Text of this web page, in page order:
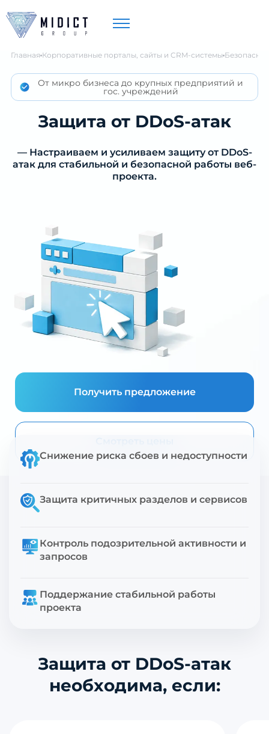
Главная Корпоративные порталы, сайты и CRM-системы
От микро бизнеса до крупных предприятий и
гос. учреждений
Защита от DDoS-атак
— Настраиваем и усиливаем защиту от DDoS-
атак для стабильной и безопасной работы веб-
проекта.
Получить предложение
Снижение риска сбоев и недоступности
Защита критичных разделов и сервисов
Контроль подозрительной активности и
запросов
Поддержание стабильной работы
проекта
Защита от DDoS-атак
необходима, если: